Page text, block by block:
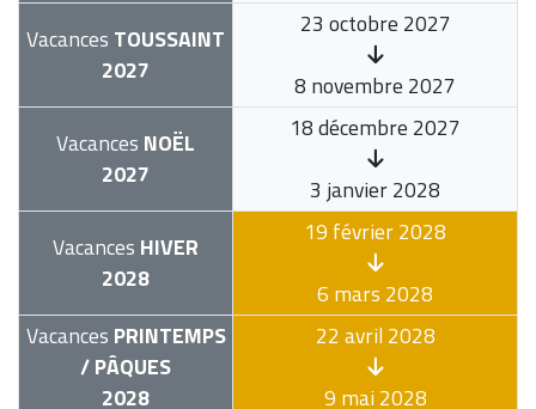
Vacances TOUSSAINT
2027
23 octobre 2027
8 novembre 2027
Vacances NOËL
2027
18 décembre 2027
3 janvier 2028
Vacances HIVER
2028
19 février 2028
6 mars 2028
Vacances PRINTEMPS
/ PÂQUES
2028
22 avril 2028
9 mai 2028